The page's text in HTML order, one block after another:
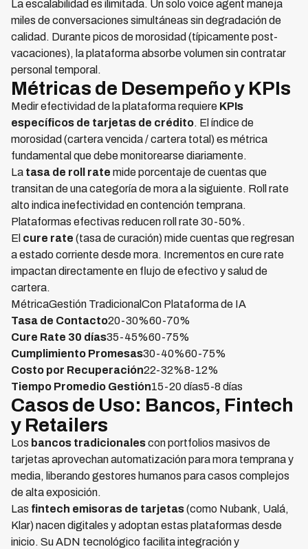
La escalabilidad es ilimitada. Un solo voice agent maneja
miles de conversaciones simultáneas sin degradación de
calidad. Durante picos de morosidad (típicamente post-
vacaciones), la plataforma absorbe volumen sin contratar
personal temporal.
Métricas de Desempeño y KPIs
Medir efectividad de la plataforma requiere KPIs
específicos de tarjetas de crédito. El índice de
morosidad (cartera vencida / cartera total) es métrica
fundamental que debe monitorearse diariamente.
La tasa de roll rate mide porcentaje de cuentas que
transitan de una categoría de mora a la siguiente. Roll rate
alto indica inefectividad en contención temprana.
Plataformas efectivas reducen roll rate 30-50%.
El cure rate (tasa de curación) mide cuentas que regresan
a estado corriente desde mora. Incrementos en cure rate
impactan directamente en flujo de efectivo y salud de
cartera.
MétricaGestión TradicionalCon Plataforma de IA
Tasa de Contacto20-30%60-70%
Cure Rate 30 días35-45%60-75%
Cumplimiento Promesas30-40%60-75%
Costo por Recuperación22-32%8-12%
Tiempo Promedio Gestión15-20 días5-8 días
Casos de Uso: Bancos, Fintech
y Retailers
Los bancos tradicionalescon portfolios masivos de
tarjetas aprovechan automatización para mora temprana y
media, liberando gestores humanos para casos complejos
de alta exposición.
Las fintech emisoras de tarjetas(como Nubank, Ualá,
Klar) nacen digitales y adoptan estas plataformas desde
inicio. Su ADN tecnológico facilita integración y